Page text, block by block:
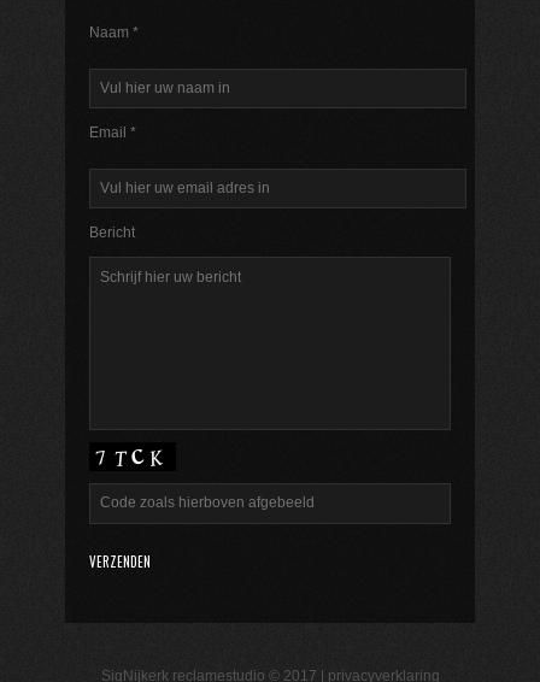
Naam *
Email *
Bericht
SigNijkerk reclamestudio © 2017 | privacyverklaring